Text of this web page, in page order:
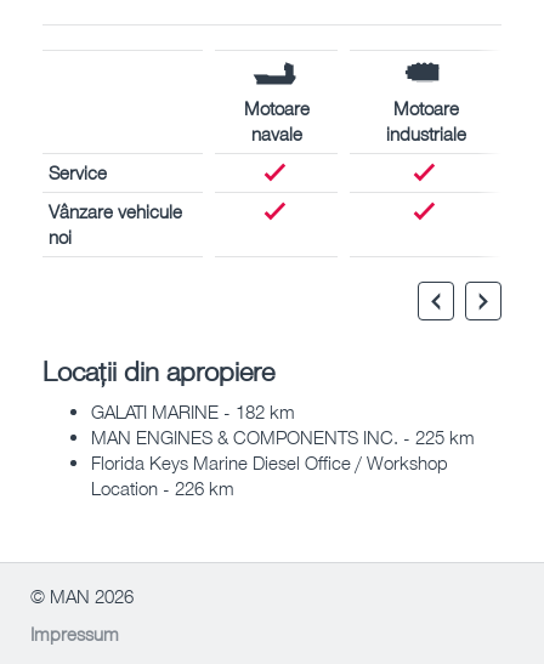
Motoare
navale
Motoare
industriale
Service
Vânzare vehicule
noi
Locații din apropiere
GALATI MARINE - 182 km
MAN ENGINES & COMPONENTS INC. - 225 km
Florida Keys Marine Diesel Office / Workshop
Location - 226 km
© MAN 2026
Impressum